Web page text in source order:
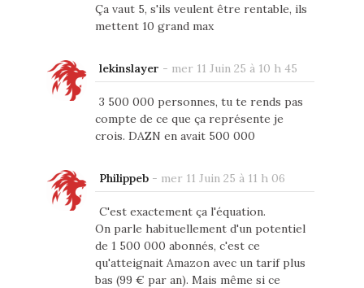
Ça vaut 5, s'ils veulent être rentable, ils
mettent 10 grand max
lekinslayer - mer 11 Juin 25 à 10 h 45
3 500 000 personnes, tu te rends pas
compte de ce que ça représente je
crois. DAZN en avait 500 000
Philippeb- mer 11 Juin 25 à 11 h 06
C'est exactement ça l'équation.
On parle habituellement d'un potentiel
de 1 500 000 abonnés, c'est ce
qu'atteignait Amazon avec un tarif plus
bas (99 € par an). Mais même si ce